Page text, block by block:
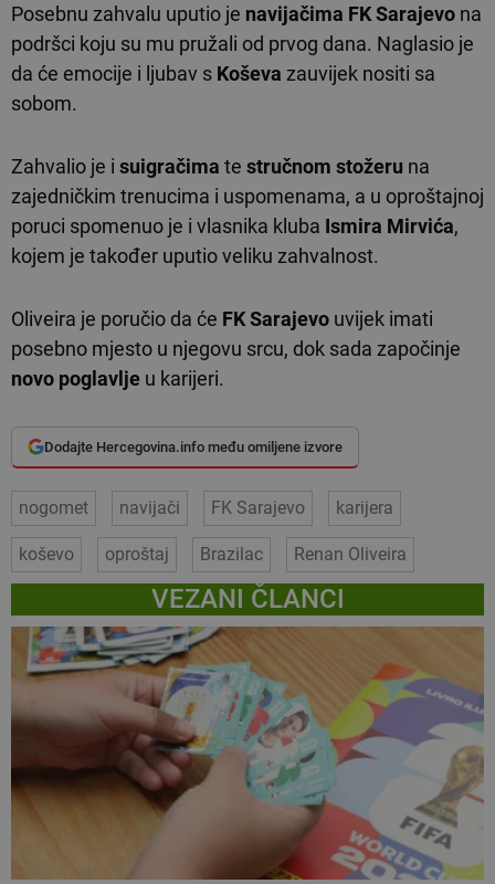
Posebnu zahvalu uputio je navijačima FK Sarajevo na
podršci koju su mu pružali od prvog dana. Naglasio je
da će emocije i ljubav s Koševa zauvijek nositi sa
sobom.
Zahvalio je i suigračima te stručnom stožeru na
zajedničkim trenucima i uspomenama, a u oproštajnoj
poruci spomenuo je i vlasnika kluba Ismira Mirvića,
kojem je također uputio veliku zahvalnost.
Oliveira je poručio da će FK Sarajevo uvijek imati
posebno mjesto u njegovu srcu, dok sada započinje
novo poglavlje u karijeri.
Dodajte Hercegovina.info među omiljene izvore
nogomet navijači FK Sarajevo karijera
koševo oproštaj Brazilac Renan Oliveira
VEZANI ČLANCI